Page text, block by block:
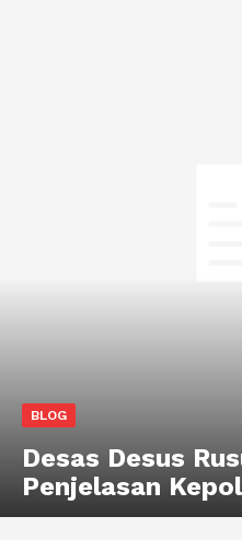
BLOG
Desas Desus
Penjelasan